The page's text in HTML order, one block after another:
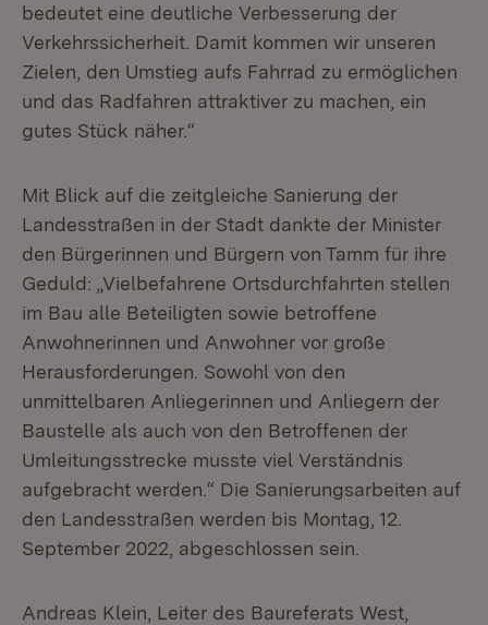
bedeutet eine deutliche Verbesserung der
Verkehrssicherheit. Damit kommen wir unseren
Zielen, den Umstieg aufs Fahrrad zu ermöglichen
und das Radfahren attraktiver zu machen, ein
gutes Stück näher.“
Mit Blick auf die zeitgleiche Sanierung der
Landesstraßen in der Stadt dankte der Minister
den Bürgerinnen und Bürgern von Tamm für ihre
Geduld: „Vielbefahrene Ortsdurchfahrten stellen
im Bau alle Beteiligten sowie betroffene
Anwohnerinnen und Anwohner vor große
Herausforderungen. Sowohl von den
unmittelbaren Anliegerinnen und Anliegern der
Baustelle als auch von den Betroffenen der
Umleitungsstrecke musste viel Verständnis
aufgebracht werden.“ Die Sanierungsarbeiten auf
den Landesstraßen werden bis Montag, 12.
September 2022, abgeschlossen sein.
Andreas Klein, Leiter des Baureferats West,